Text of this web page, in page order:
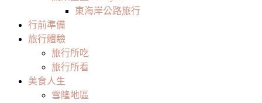
東海岸公路旅行
行前準備
旅行體驗
旅行所吃
旅行所看
美食人生
雪隆地區